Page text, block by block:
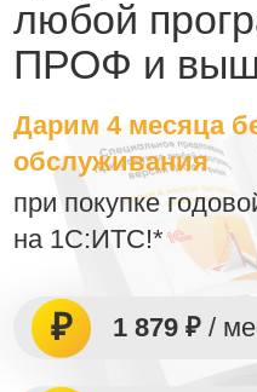
любой
ПРОФ и
Дарим 4 месяца
обслуживания
при покупке
на 1С:ИТС!*
1 879 ₽ /